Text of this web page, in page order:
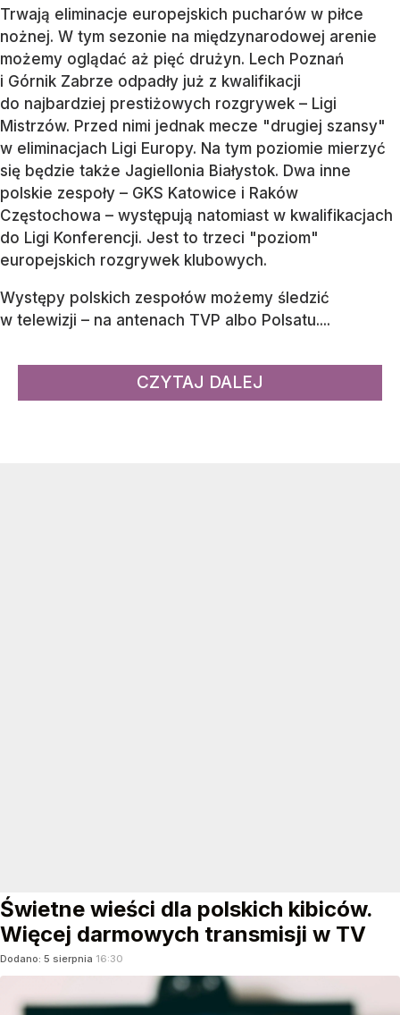
Trwają eliminacje europejskich pucharów w piłce
nożnej. W tym sezonie na międzynarodowej arenie
możemy oglądać aż pięć drużyn. Lech Poznań
i Górnik Zabrze odpadły już z kwalifikacji
do najbardziej prestiżowych rozgrywek – Ligi
Mistrzów. Przed nimi jednak mecze "drugiej szansy"
w eliminacjach Ligi Europy. Na tym poziomie mierzyć
się będzie także Jagiellonia Białystok. Dwa inne
polskie zespoły – GKS Katowice i Raków
Częstochowa – występują natomiast w kwalifikacjach
do Ligi Konferencji. Jest to trzeci "poziom"
europejskich rozgrywek klubowych.
Występy polskich zespołów możemy śledzić
w telewizji – na antenach TVP albo Polsatu....
CZYTAJ DALEJ
Świetne wieści dla polskich kibiców.
Więcej darmowych transmisji w TV
Dodano: 5 sierpnia 16:30